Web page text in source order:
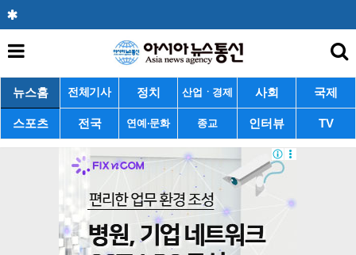
뉴스홈 전체기사 정치 산업ㆍ경제 사회 국제
스포츠 전국 연예·문화 종교 인터뷰 TV